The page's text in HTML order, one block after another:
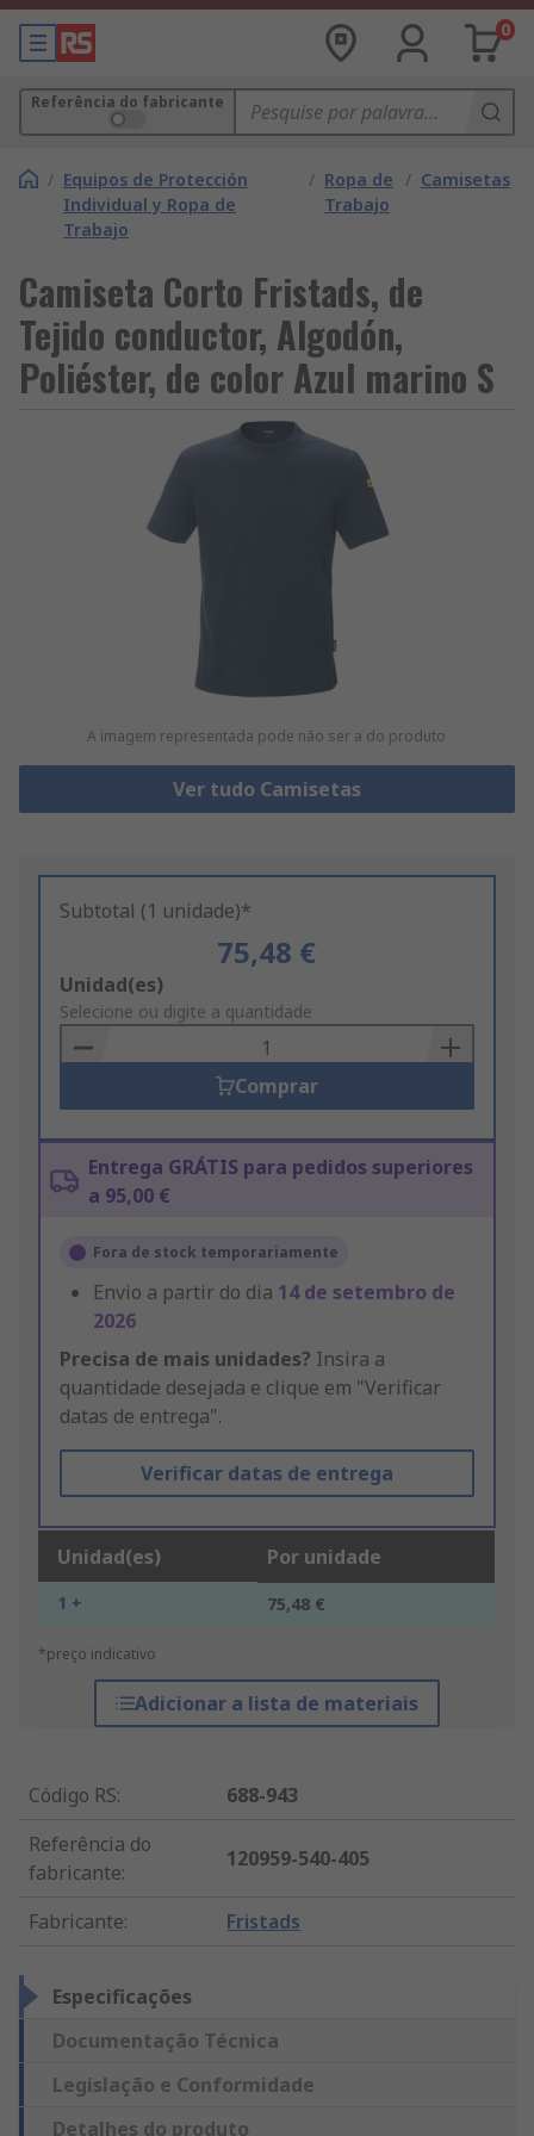
0
Referência do fabricante
/ Equipos de Protección
Individual y Ropa de
Trabajo
/ Ropa de
Trabajo
/ Camisetas
Camiseta Corto Fristads, de
Tejido conductor, Algodón,
Poliéster, de color Azul marino S
A imagem representada pode não ser a do produto
Ver tudo Camisetas
Subtotal (1 unidade)*
75,48 €
Add
to
Basket
Unidad(es)
Selecione ou digite a quantidade
Comprar
Entrega GRÁTIS para pedidos superiores
a 95,00 €
Fora de stock temporariamente
Envio a partir do dia 14 de setembro de
2026
Precisa de mais unidades? Insira a
quantidade desejada e clique em "Verificar
datas de entrega".
Verificar datas de entrega
Unidad(es) Por unidade
1 + 75,48 €
*preço indicativo
Adicionar a lista de materiais
Código RS:
688-943
Referência do
fabricante:
120959-540-405
Fabricante: Fristads
Especificações
Documentação Técnica
Legislação e Conformidade
Detalhes do produto